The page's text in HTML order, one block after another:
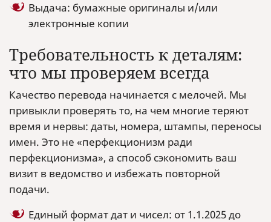
Выдача: бумажные оригиналы и/или
электронные копии
Требовательность к деталям:
что мы проверяем всегда
Качество перевода начинается с мелочей. Мы
привыкли проверять то, на чем многие теряют
время и нервы: даты, номера, штампы, переносы
имен. Это не «перфекционизм ради
перфекционизма», а способ сэкономить ваш
визит в ведомство и избежать повторной
подачи.
Единый формат дат и чисел: от 1.1.2025 до